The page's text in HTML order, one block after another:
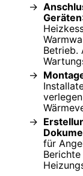
Geräten
Betrieb.
für